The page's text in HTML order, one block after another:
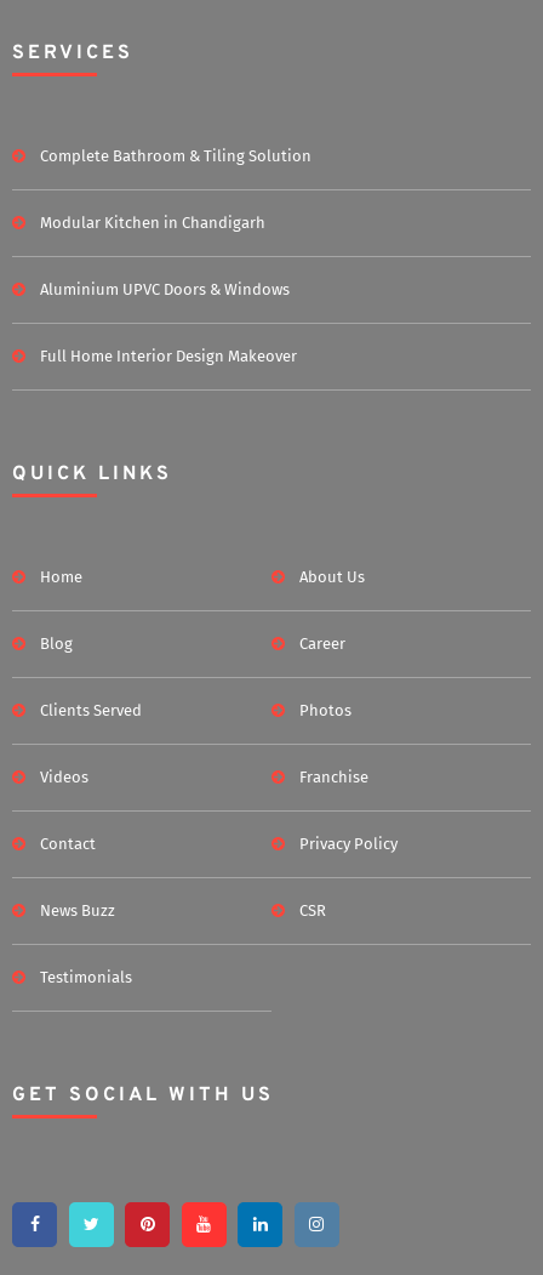
SERVICES
Complete Bathroom & Tiling Solution
Modular Kitchen in Chandigarh
Aluminium UPVC Doors & Windows
Full Home Interior Design Makeover
QUICK LINKS
Home About Us
Blog Career
Clients Served Photos
Videos Franchise
Contact Privacy Policy
News Buzz CSR
Testimonials
GET SOCIAL WITH US